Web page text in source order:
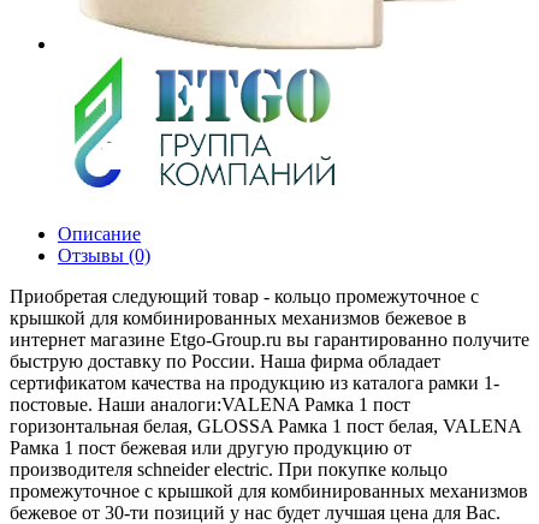
Описание
Отзывы (0)
Приобретая следующий товар - кольцо промежуточное с
крышкой для комбинированных механизмов бежевое в
интернет магазине Etgo-Group.ru вы гарантированно получите
быструю доставку по России. Наша фирма обладает
сертификатом качества на продукцию из каталога рамки 1-
постовые. Наши аналоги:VALENA Рамка 1 пост
горизонтальная белая, GLOSSA Рамка 1 пост белая, VALENA
Рамка 1 пост бежевая или другую продукцию от
производителя schneider electric. При покупке кольцо
промежуточное с крышкой для комбинированных механизмов
бежевое от 30-ти позиций у нас будет лучшая цена для Вас.